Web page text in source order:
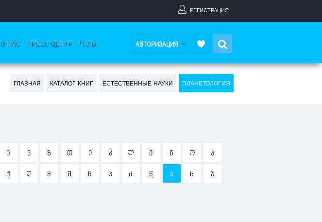
РЕГИСТРАЦИЯ
О НАС ПРЕСС-ЦЕНТР Ч.З.В АВТОРИЗАЦИЯ
ГЛАВНАЯ КАТАЛОГ КНИГ ЕСТЕСТВЕННЫЕ НАУКИ ПЛАНЕТОЛОГИЯ
Ე Ვ Ზ Თ Ი Კ Ლ Მ Ნ Ო Პ
Ქ Ღ Ყ Შ Ჩ Ც Ძ Წ Ჭ Ხ Ჯ